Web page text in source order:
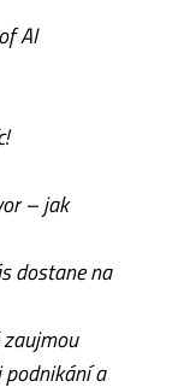
AI
– jak
dostane na
podnikání a